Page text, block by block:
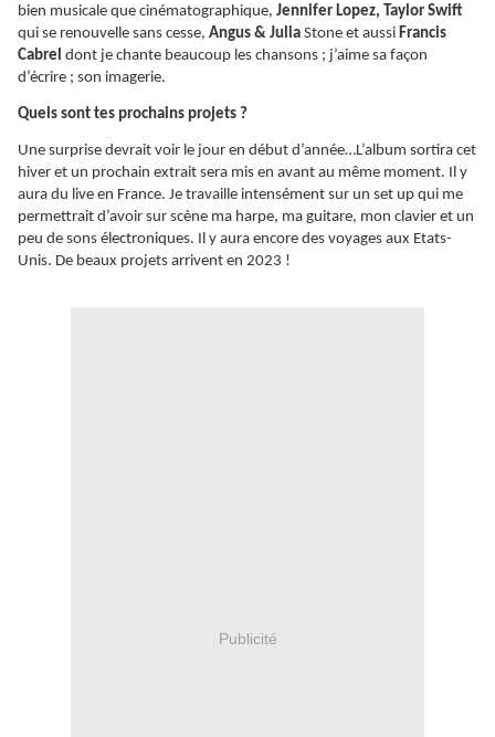
bien musicale que cinématographique, Jennifer Lopez, Taylor Swift
qui se renouvelle sans cesse, Angus & Julia Stone et aussi Francis
Cabrel dont je chante beaucoup les chansons ; j’aime sa façon
d’écrire ; son imagerie.
Quels sont tes prochains projets ?
Une surprise devrait voir le jour en début d’année…L’album sortira cet
hiver et un prochain extrait sera mis en avant au même moment. Il y
aura du live en France. Je travaille intensément sur un set up qui me
permettrait d’avoir sur scène ma harpe, ma guitare, mon clavier et un
peu de sons électroniques. Il y aura encore des voyages aux Etats-
Unis. De beaux projets arrivent en 2023 !
Publicité